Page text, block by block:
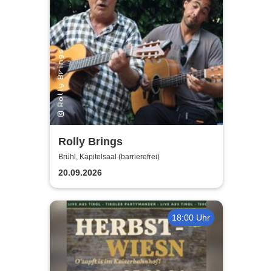
Rolly Brings
Brühl, Kapitelsaal (barrierefrei)
20.09.2026
18:00 Uhr